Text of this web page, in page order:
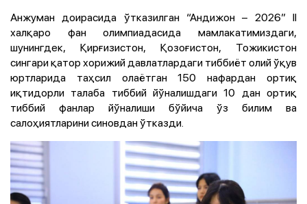
Анжуман доирасида ўтказилган “Андижон – 2026” II
халқаро фан олимпиадасида мамлакатимиздаги,
шунингдек, Қирғизистон, Қозоғистон, Тожикистон
сингари қатор хорижий давлатлардаги тиббиёт олий ўқув
юртларида таҳсил олаётган 150 нафардан ортиқ
иқтидорли талаба тиббий йўналишдаги 10 дан ортиқ
тиббий фанлар йўналиши бўйича ўз билим ва
салоҳиятларини синовдан ўтказди.